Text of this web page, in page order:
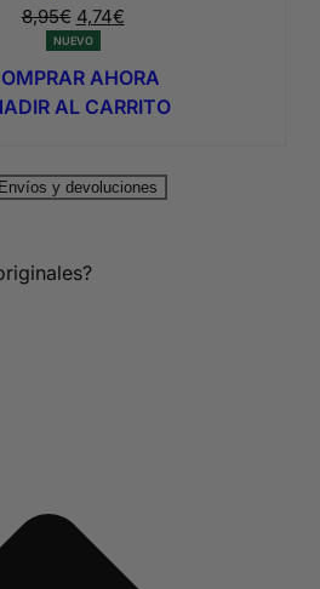
8,95€ El
precio
original
era:
8,95€.
4,74€El
actual
es:
4,74€.
NUEVO
AHORA
AL CARRITO
Envíos y devoluciones